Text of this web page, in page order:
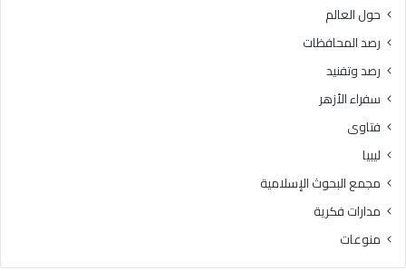
حول العالم
رصد المحافظات
رصد وتفنيد
سفراء الأزهر
فتاوى
ليبيا
مجمع البحوث الإسلامية
مدارات فكرية
منوعات